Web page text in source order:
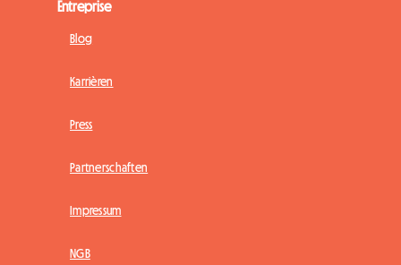
Entreprise
Blog
Karrièren
Press
Partnerschaften
Impressum
NGB